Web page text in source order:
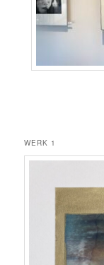
WERK 1